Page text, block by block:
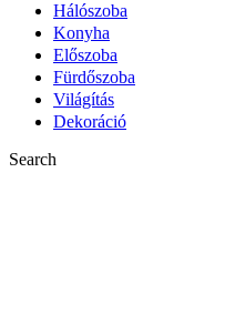
Hálószoba
Konyha
Előszoba
Fürdőszoba
Világítás
Dekoráció
Search